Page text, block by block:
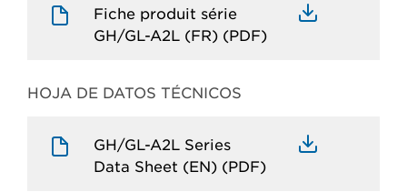
Fiche produit série
GH/GL-A2L (FR) (PDF)
HOJA DE DATOS TÉCNICOS
GH/GL-A2L Series
Data Sheet (EN) (PDF)